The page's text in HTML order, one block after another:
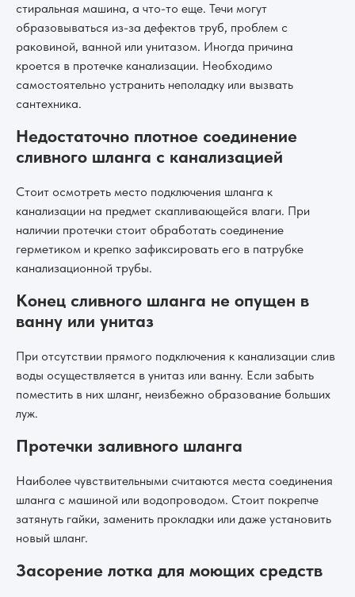
стиральная машина, а что-то еще. Течи могут
образовываться из-за дефектов труб, проблем с
раковиной, ванной или унитазом. Иногда причина
кроется в протечке канализации. Необходимо
самостоятельно устранить неполадку или вызвать
сантехника.
Недостаточно плотное соединение
сливного шланга с канализацией
Стоит осмотреть место подключения шланга к
канализации на предмет скапливающейся влаги. При
наличии протечки стоит обработать соединение
герметиком и крепко зафиксировать его в патрубке
канализационной трубы.
Конец сливного шланга не опущен в
ванну или унитаз
При отсутствии прямого подключения к канализации слив
воды осуществляется в унитаз или ванну. Если забыть
поместить в них шланг, неизбежно образование больших
луж.
Протечки заливного шланга
Наиболее чувствительными считаются места соединения
шланга с машиной или водопроводом. Стоит покрепче
затянуть гайки, заменить прокладки или даже установить
новый шланг.
Засорение лотка для моющих средств